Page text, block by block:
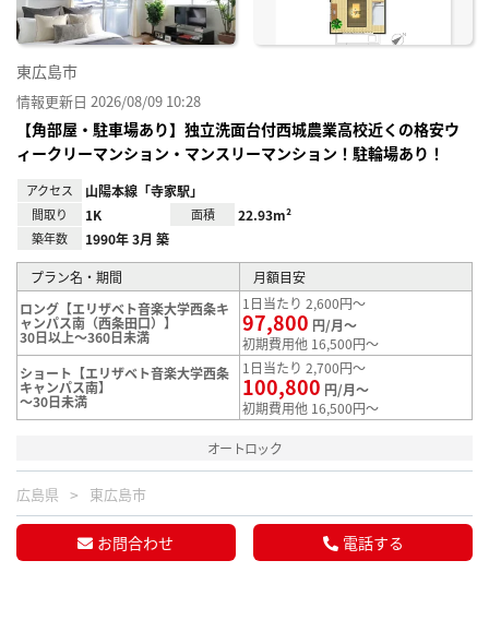
東広島市
情報更新日 2026/08/09 10:28
【角部屋・駐車場あり】独立洗面台付西城農業高校近くの格安ウ
ィークリーマンション・マンスリーマンション！駐輪場あり！
アクセス 山陽本線「寺家駅」
間取り 1K 面積 22.93m²
築年数 1990年 3月 築
プラン名・期間
月額目安
ロング【エリザベト音楽大学西条キ
ャンパス南（西条田口）】
30日以上～360日未満
1日当たり 2,600円～
97,800 円/月～
初期費用他 16,500円～
ショート【エリザベト音楽大学西条
キャンパス南】
～30日未満
1日当たり 2,700円～
100,800 円/月～
初期費用他 16,500円～
オートロック
広島県 東広島市
お問合わせ 電話する